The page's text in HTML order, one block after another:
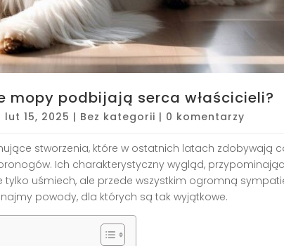
mopy podbijają serca właścicieli?
lut 15, 2025 | Bez kategorii | 0 komentarzy
stworzenia, które w ostatnich latach zdobywają
Ich charakterystyczny wygląd,
uśmiech, ale przede wszystkim ogromną
powody, dla których są tak wyjątkowe.